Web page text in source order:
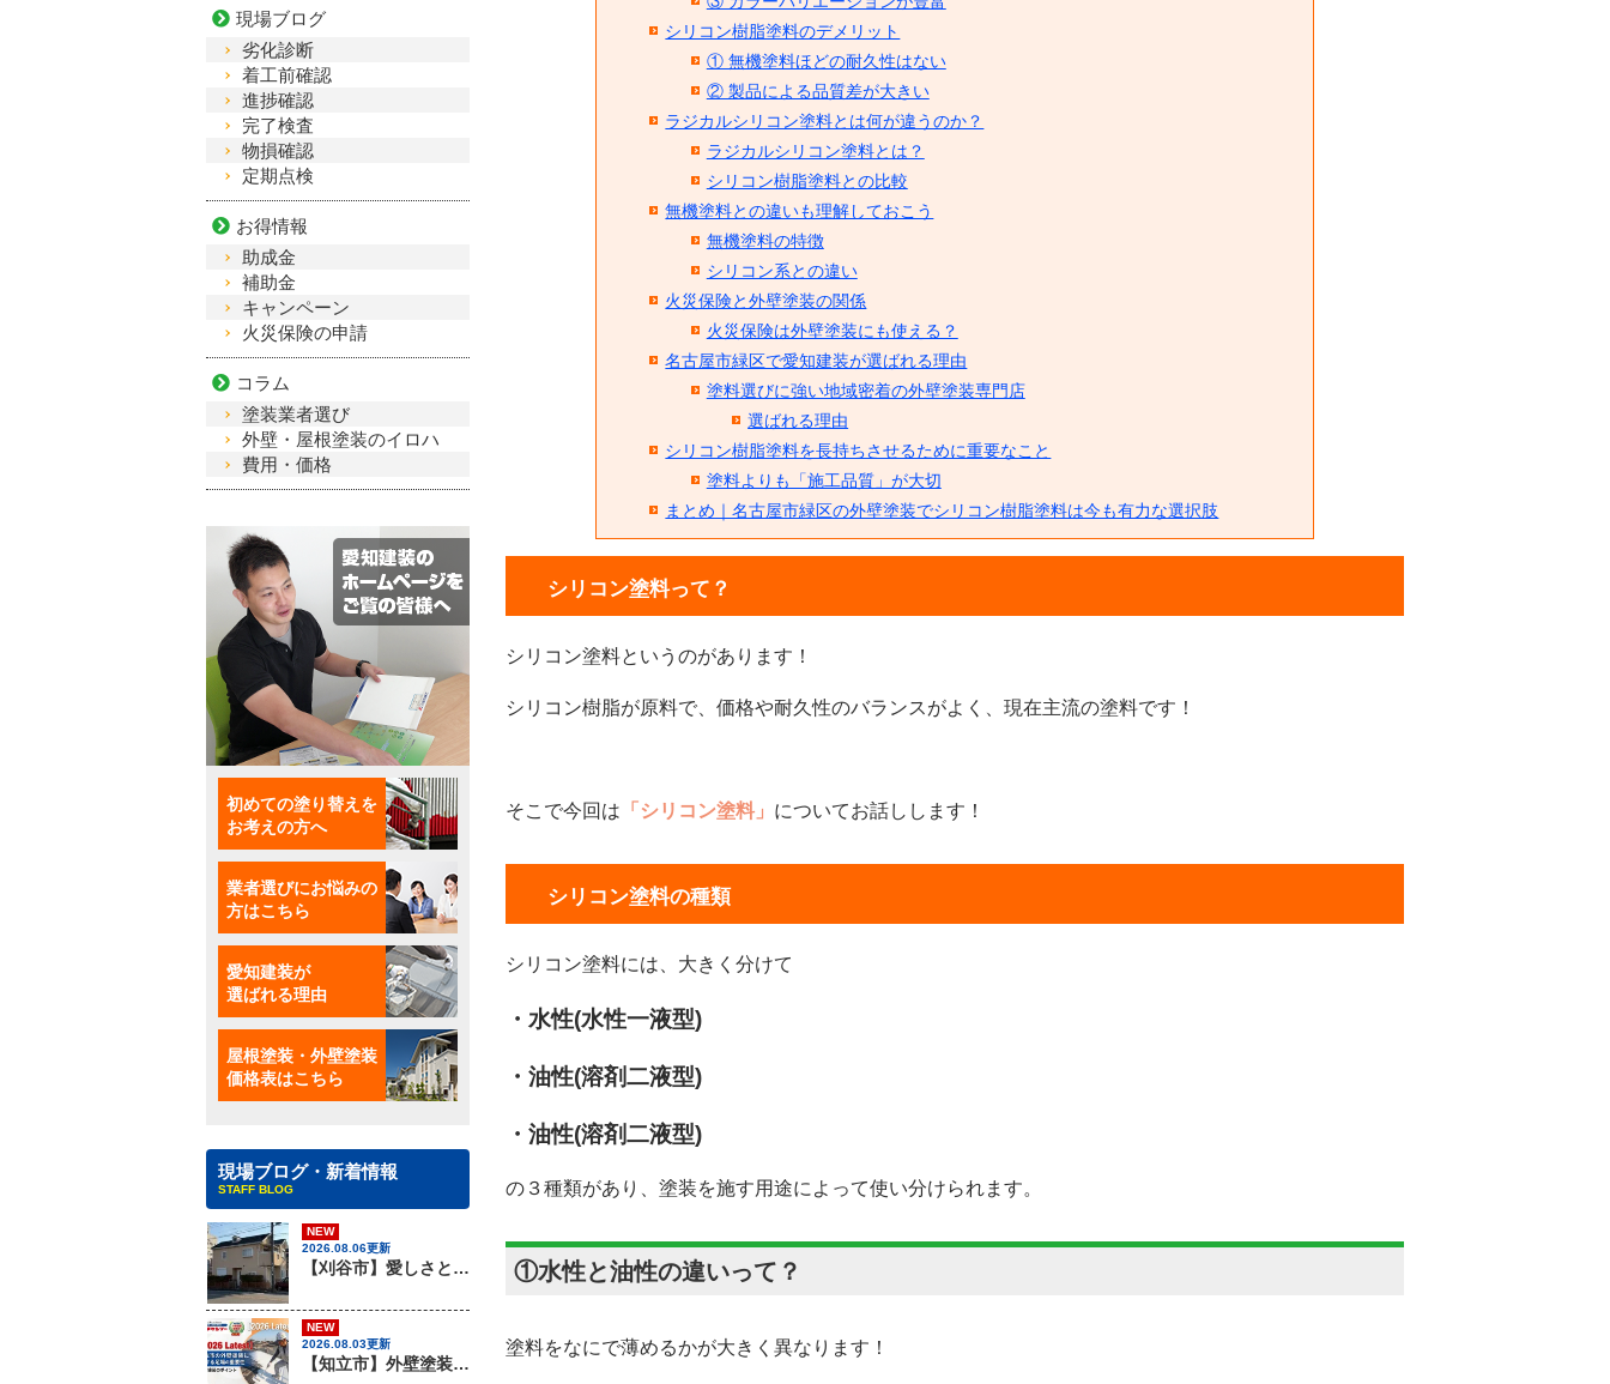
シリコン樹脂塗料のデメリット
① 無機塗料ほどの耐久性はない
② 製品による品質差が大きい
ラジカルシリコン塗料とは何が違うのか？
ラジカルシリコン塗料とは？
シリコン樹脂塗料との比較
無機塗料との違いも理解しておこう
無機塗料の特徴
シリコン系との違い
火災保険と外壁塗装の関係
火災保険は外壁塗装にも使える？
名古屋市緑区で愛知建装が選ばれる理由
塗料選びに強い地域密着の外壁塗装専門店
選ばれる理由
シリコン樹脂塗料を長持ちさせるために重要なこと
塗料よりも「施工品質」が大切
まとめ｜名古屋市緑区の外壁塗装でシリコン樹脂塗料は今も有力な選択肢
シリコン塗料って？
シリコン塗料というのがあります！
シリコン樹脂が原料で、価格や耐久性のバランスがよく、現在主流の塗料です！
そこで今回は 「シリコン塗料」 についてお話しします！
シリコン塗料の種類
シリコン塗料には、大きく分けて
・水性(水性一液型)
・油性(溶剤二液型)
・油性(溶剤二液型)
の３種類があり、塗装を施す用途によって使い分けられます。
①水性と油性の違いって？
塗料をなにで薄めるかが大きく異なります！
現場ブログ
劣化診断
着工前確認
進捗確認
完了検査
物損確認
定期点検
お得情報
助成金
補助金
キャンペーン
火災保険の申請
コラム
塗装業者選び
外壁・屋根塗装のイロハ
費用・価格
初めての塗り替えを
お考えの方へ
業者選びにお悩みの
方はこちら
愛知建装が
選ばれる理由
屋根塗装・外壁塗装
価格表はこちら
現場ブログ・新着情報
STAFF BLOG
NEW
2026.08.06更新
【刈谷市】愛しさと、ニチハのパミールと、心強さと・・・、屋根材のカバー工法はアイチケンソーへ！！
NEW
2026.08.03更新
【知立市】外壁塗装を行う際に知っておきたい足場組みの重要性『無機塗料専門店の愛知建装』